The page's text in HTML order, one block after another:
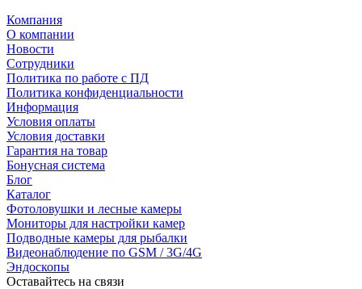
Компания
О компании
Новости
Сотрудники
Политика по работе с ПД
Политика конфиденциальности
Информация
Условия оплаты
Условия доставки
Гарантия на товар
Бонусная система
Блог
Каталог
Фотоловушки и лесные камеры
Мониторы для настройки камер
Подводные камеры для рыбалки
Видеонаблюдение по GSM / 3G/4G
Эндоскопы
Оставайтесь на связи